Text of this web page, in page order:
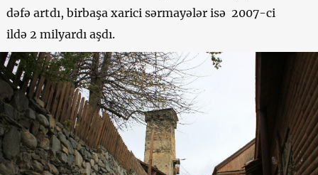
dəfə artdı, birbaşa xarici sərmayələr isə 2007-ci
ildə 2 milyardı aşdı.